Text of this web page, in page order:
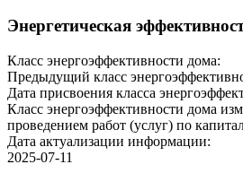
Энергетическая
Класс энергоэффективности дома:
Предыдущий класс
Дата присвоения класса
Класс энергоэффективности дома
проведением работ (услуг) по
Дата актуализации информации:
2025-07-11